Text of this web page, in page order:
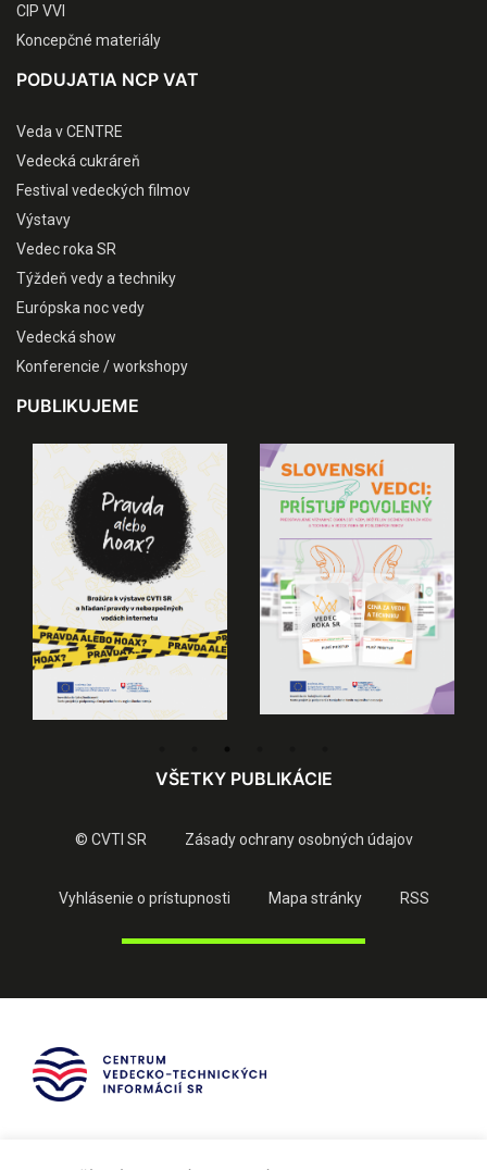
CIP VVI
Koncepčné materiály
PODUJATIA NCP VAT
Veda v CENTRE
Vedecká cukráreň
Festival vedeckých filmov
Výstavy
Vedec roka SR
Týždeň vedy a techniky
Európska noc vedy
Vedecká show
Konferencie / workshopy
PUBLIKUJEME
VŠETKY PUBLIKÁCIE
© CVTI SR Zásady ochrany osobných údajov
Vyhlásenie o prístupnosti Mapa stránky RSS